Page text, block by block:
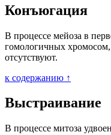
Конъюгация
В процессе мейоза в
гомологичных
отсутствуют.
к содержанию ↑
Выстраивание
В процессе митоза